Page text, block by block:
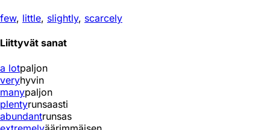
few, little, slightly, scarcely
Liittyvät sanat
a lotpaljon
veryhyvin
manypaljon
plentyrunsaasti
abundantrunsas